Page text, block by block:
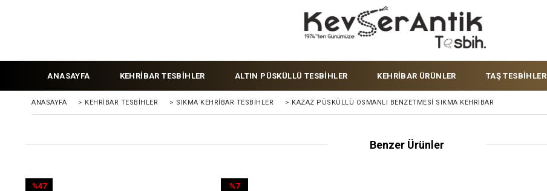
ANASAYFA KEHRİBAR TESBİHLER ALTIN PÜSKÜLLÜ TESBİHLER KEHRİBAR ÜRÜNLER TAŞ TESBİHLER
ANASAYFA > KEHRIBAR TESBIHLER > SIKMA KEHRİBAR TESBİHLER > KAZAZ PÜSKÜLLÜ OSMANLI BENZETMESI SIKMA KEHRIBAR
Benzer Ürünler
%47
%7